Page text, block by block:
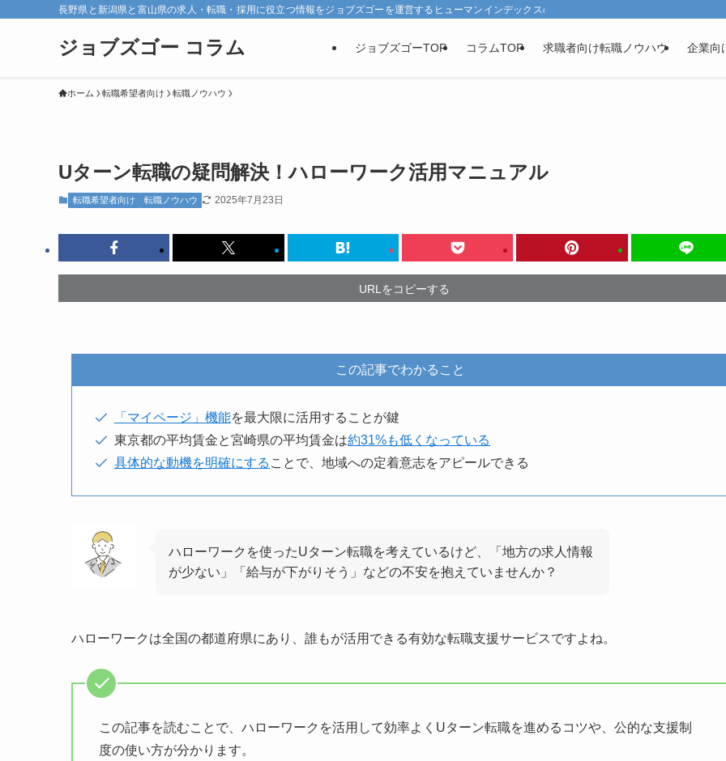
長野県と新潟県と富山県の求人・転職・採用に役立つ情報をジョブズゴーを運営するヒューマンインデックスの求人・転職コラムです。
ジョブズゴー コラム ジョブズゴーTOP コラムTOP 求職者向け転職ノウハウ 企業向
ホーム 転職希望者向け 転職ノウハウ
Uターン転職の疑問解決！ハローワーク活用マニュアル
転職希望者向け 転職ノウハウ 2025年7月23日
URLをコピーする
この記事でわかること
「マイページ」機能を最大限に活用することが鍵
東京都の平均賃金と宮崎県の平均賃金は約31%も低くなっている
具体的な動機を明確にする ことで、地域への定着意志をアピールできる
ハローワークを使ったUターン転職を考えているけど、「地方の求人情報
が少ない」「給与が下がりそう」などの不安を抱えていませんか？
ハローワークは全国の都道府県にあり、誰もが活用できる有効な転職支援サービスですよね。
この記事を読むことで、ハローワークを活用して効率よくUターン転職を進めるコツや、公的な支援制
度の使い方が分かります。